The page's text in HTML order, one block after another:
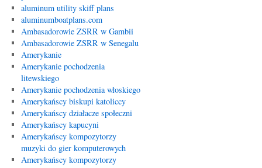
aluminum utility skiff plans
aluminumboatplans.com
Ambasadorowie ZSRR w Gambii
Ambasadorowie ZSRR w Senegalu
Amerykanie
Amerykanie pochodzenia
litewskiego
Amerykanie pochodzenia włoskiego
Amerykańscy biskupi katoliccy
Amerykańscy działacze społeczni
Amerykańscy kapucyni
Amerykańscy kompozytorzy
muzyki do gier komputerowych
Amerykańscy kompozytorzy